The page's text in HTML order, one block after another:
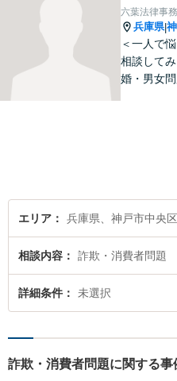
六葉法律事
兵庫県|
＜一人で
相談して
婚・男女問
エリア 兵庫県、神戸市中央区
相談内容 詐欺・消費者問題
詳細条件 未選択
詐欺・消費者問題に関する事